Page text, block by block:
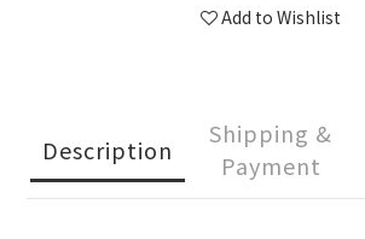
Add to Wishlist
Description
Shipping &
Payment